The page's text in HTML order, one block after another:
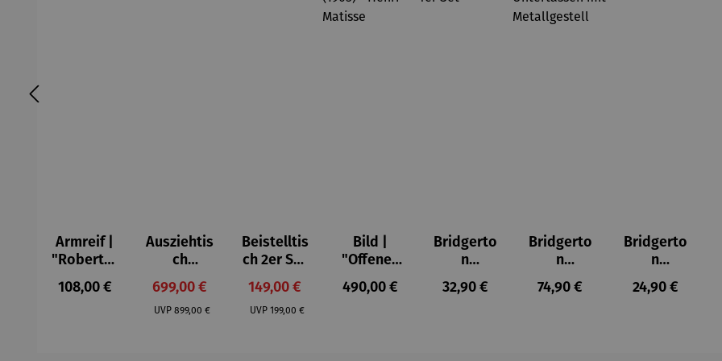
Armreif |
"Roberta"
– Anna
Mütz
Regulärer Preis:
108,00 €
Ausziehtis
ch
Aluminium
– Valor
Verkaufspreis:
699,00 €
UVP Regulärer Preis:
899,00 €
Beistelltis
ch 2er Set
– Dalias
Verkaufspreis:
149,00 €
UVP Regulärer Preis:
199,00 €
Bild |
"Offenes
Fenster in
Collioure"
Regulärer Preis:
490,00 €
Bridgerto
n
Espresso
becher
Regulärer Preis:
32,90 €
Bridgerto
n
Espressot
assen Set
Regulärer Preis:
74,90 €
Bridgerto
n
Zuckerdo
se aus
Regulärer
24,90 €